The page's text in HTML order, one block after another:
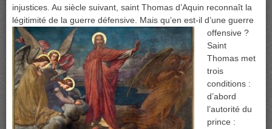
injustices. Au siècle suivant, saint Thomas d’Aquin reconnaît la
légitimité de la guerre défensive. Mais qu’en est-il d’une guerre
offensive ?
Saint
Thomas met
trois
conditions :
d’abord
l’autorité du
prince :